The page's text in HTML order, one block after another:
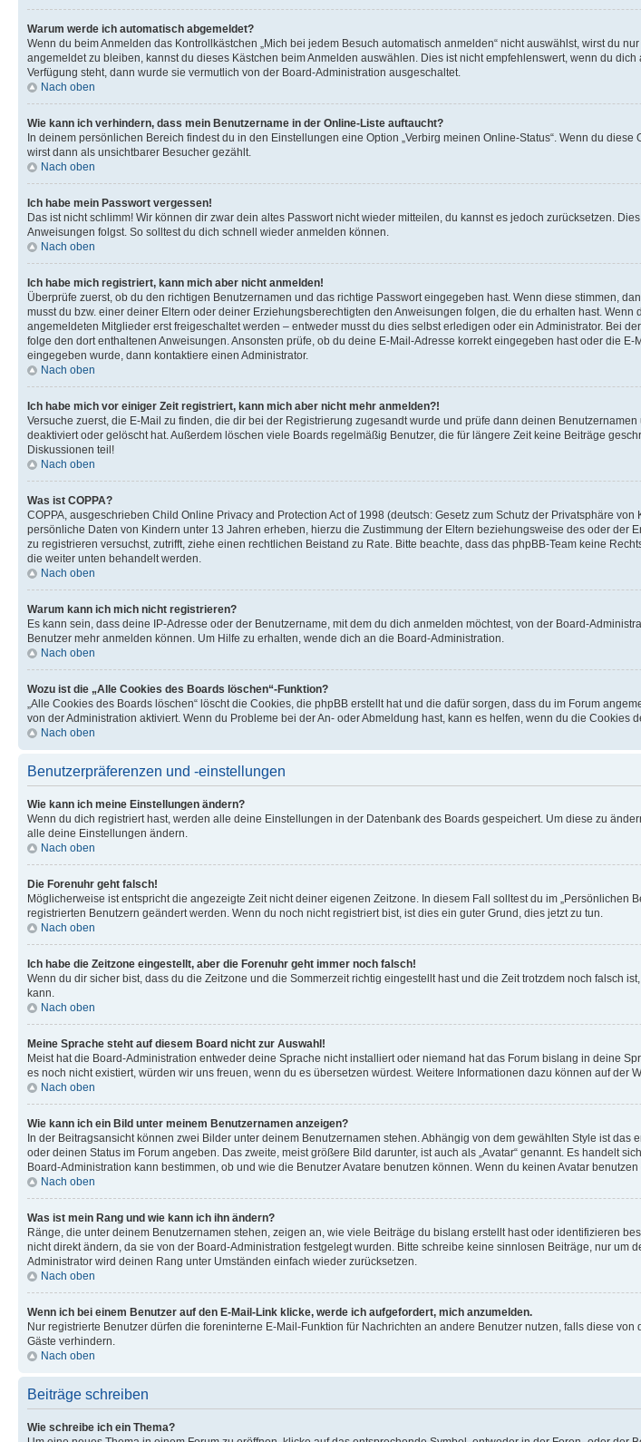
Warum werde ich automatisch abgemeldet?
Wenn du beim Anmelden das Kontrollkästchen „Mich bei jedem Besuch automatisch anmelden“ nicht auswählst, wirst du
angemeldet zu bleiben, kannst du dieses Kästchen beim Anmelden auswählen. Dies ist nicht empfehlenswert, wenn du
Verfügung steht, dann wurde sie vermutlich von der Board-Administration ausgeschaltet.
Nach oben
Wie kann ich verhindern, dass mein Benutzername in der Online-Liste auftaucht?
In deinem persönlichen Bereich findest du in den Einstellungen eine Option „Verbirg meinen Online-Status“. Wenn du
wirst dann als unsichtbarer Besucher gezählt.
Nach oben
Ich habe mein Passwort vergessen!
Das ist nicht schlimm! Wir können dir zwar dein altes Passwort nicht wieder mitteilen, du kannst es jedoch zurücksetzen.
Anweisungen folgst. So solltest du dich schnell wieder anmelden können.
Nach oben
Ich habe mich registriert, kann mich aber nicht anmelden!
Überprüfe zuerst, ob du den richtigen Benutzernamen und das richtige Passwort eingegeben hast. Wenn diese stimmen,
musst du bzw. einer deiner Eltern oder deiner Erziehungsberechtigten den Anweisungen folgen, die du erhalten hast.
angemeldeten Mitglieder erst freigeschaltet werden – entweder musst du dies selbst erledigen oder ein Administrator. Bei
folge den dort enthaltenen Anweisungen. Ansonsten prüfe, ob du deine E-Mail-Adresse korrekt eingegeben hast oder die
eingegeben wurde, dann kontaktiere einen Administrator.
Nach oben
Ich habe mich vor einiger Zeit registriert, kann mich aber nicht mehr anmelden?!
Versuche zuerst, die E-Mail zu finden, die dir bei der Registrierung zugesandt wurde und prüfe dann deinen
deaktiviert oder gelöscht hat. Außerdem löschen viele Boards regelmäßig Benutzer, die für längere Zeit keine Beiträge
Diskussionen teil!
Nach oben
Was ist COPPA?
COPPA, ausgeschrieben Child Online Privacy and Protection Act of 1998 (deutsch: Gesetz zum Schutz der Privatsphäre
persönliche Daten von Kindern unter 13 Jahren erheben, hierzu die Zustimmung der Eltern beziehungsweise des oder
zu registrieren versuchst, zutrifft, ziehe einen rechtlichen Beistand zu Rate. Bitte beachte, dass das phpBB-Team keine
die weiter unten behandelt werden.
Nach oben
Warum kann ich mich nicht registrieren?
Es kann sein, dass deine IP-Adresse oder der Benutzername, mit dem du dich anmelden möchtest, von der Board-
Benutzer mehr anmelden können. Um Hilfe zu erhalten, wende dich an die Board-Administration.
Nach oben
Wozu ist die „Alle Cookies des Boards löschen“-Funktion?
„Alle Cookies des Boards löschen“ löscht die Cookies, die phpBB erstellt hat und die dafür sorgen, dass du im Forum
von der Administration aktiviert. Wenn du Probleme bei der An- oder Abmeldung hast, kann es helfen, wenn du die Cookies
Nach oben
Benutzerpräferenzen und -einstellungen
Wie kann ich meine Einstellungen ändern?
Wenn du dich registriert hast, werden alle deine Einstellungen in der Datenbank des Boards gespeichert. Um diese zu
alle deine Einstellungen ändern.
Nach oben
Die Forenuhr geht falsch!
Möglicherweise ist entspricht die angezeigte Zeit nicht deiner eigenen Zeitzone. In diesem Fall solltest du im
registrierten Benutzern geändert werden. Wenn du noch nicht registriert bist, ist dies ein guter Grund, dies jetzt zu tun.
Nach oben
Ich habe die Zeitzone eingestellt, aber die Forenuhr geht immer noch falsch!
Wenn du dir sicher bist, dass du die Zeitzone und die Sommerzeit richtig eingestellt hast und die Zeit trotzdem noch falsch
kann.
Nach oben
Meine Sprache steht auf diesem Board nicht zur Auswahl!
Meist hat die Board-Administration entweder deine Sprache nicht installiert oder niemand hat das Forum bislang in deine
es noch nicht existiert, würden wir uns freuen, wenn du es übersetzen würdest. Weitere Informationen dazu können auf der
Nach oben
Wie kann ich ein Bild unter meinem Benutzernamen anzeigen?
In der Beitragsansicht können zwei Bilder unter deinem Benutzernamen stehen. Abhängig von dem gewählten Style ist
oder deinen Status im Forum angeben. Das zweite, meist größere Bild darunter, ist auch als „Avatar“ genannt. Es handelt
Board-Administration kann bestimmen, ob und wie die Benutzer Avatare benutzen können. Wenn du keinen Avatar
Nach oben
Was ist mein Rang und wie kann ich ihn ändern?
Ränge, die unter deinem Benutzernamen stehen, zeigen an, wie viele Beiträge du bislang erstellt hast oder identifizieren
nicht direkt ändern, da sie von der Board-Administration festgelegt wurden. Bitte schreibe keine sinnlosen Beiträge, nur
Administrator wird deinen Rang unter Umständen einfach wieder zurücksetzen.
Nach oben
Wenn ich bei einem Benutzer auf den E-Mail-Link klicke, werde ich aufgefordert, mich anzumelden.
Nur registrierte Benutzer dürfen die foreninterne E-Mail-Funktion für Nachrichten an andere Benutzer nutzen, falls diese
Gäste verhindern.
Nach oben
Beiträge schreiben
Wie schreibe ich ein Thema?